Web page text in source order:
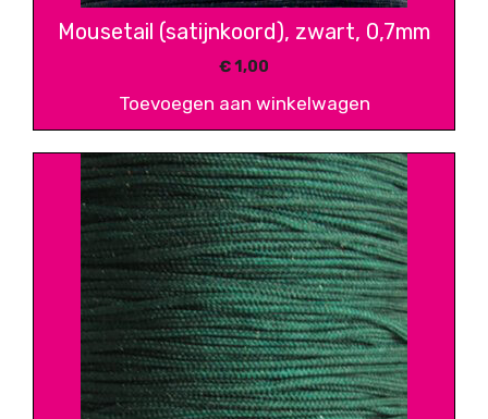
Mousetail (satijnkoord), zwart, 0,7mm
€1,00
Toevoegen aan winkelwagen